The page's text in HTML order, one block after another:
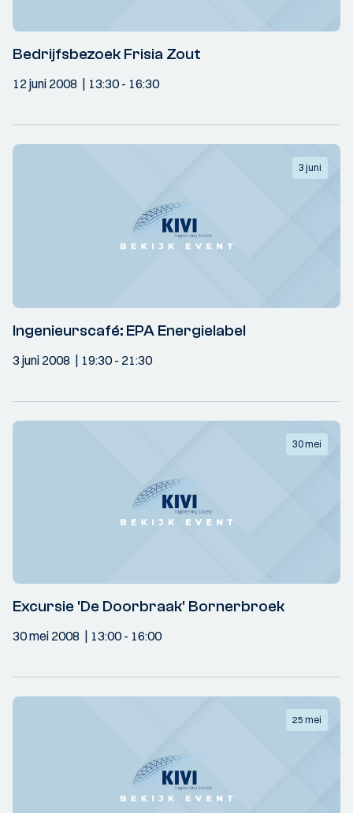
Bedrijfsbezoek Frisia Zout
12 juni 2008 13:30- 16:30
3 juni
Ingenieurscafé: EPA Energielabel
3 juni 2008 19:30- 21:30
30 mei
Excursie 'De Doorbraak' Bornerbroek
30 mei 2008 13:00- 16:00
25 mei